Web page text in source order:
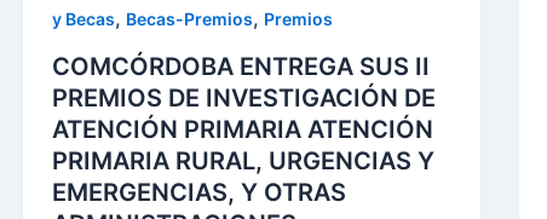
y Becas, Becas-Premios, Premios
COMCÓRDOBA ENTREGA SUS II
PREMIOS DE INVESTIGACIÓN DE
ATENCIÓN PRIMARIA ATENCIÓN
PRIMARIA RURAL, URGENCIAS Y
EMERGENCIAS, Y OTRAS